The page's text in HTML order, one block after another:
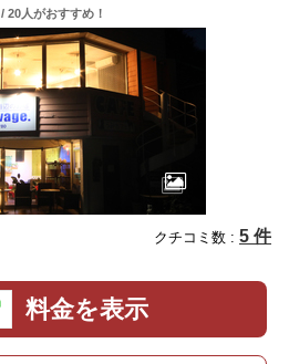
/ 20人がおすすめ！
クチコミ数 : 5 件
料金を表示